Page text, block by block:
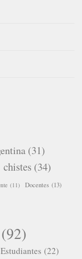
(31)
chistes (34)
(11) Docentes (13)
(92)
Estudiantes (22)